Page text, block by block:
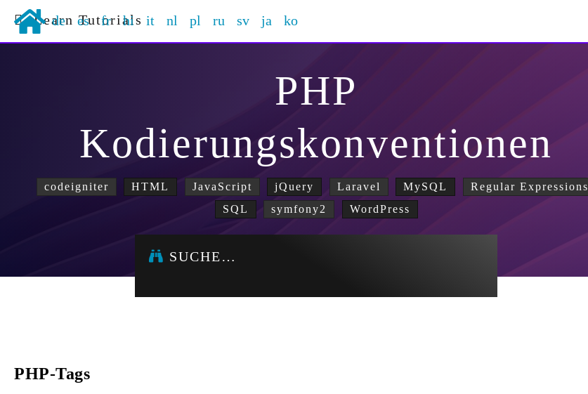
Learn Tutorials
de es fr hi it nl pl ru sv ja ko
PHP
Kodierungskonventionen
codeigniter HTML JavaScript jQuery Laravel MySQL
Regular Expressions
SQL
symfony2 WordPress
SUCHE…
PHP-Tags